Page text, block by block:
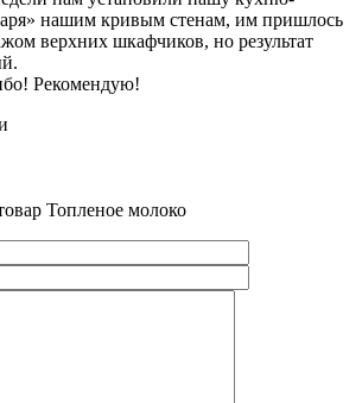
нашим кривым стенам, им пришлось
верхних шкафчиков, но результат
Рекомендую!
Топленое молоко